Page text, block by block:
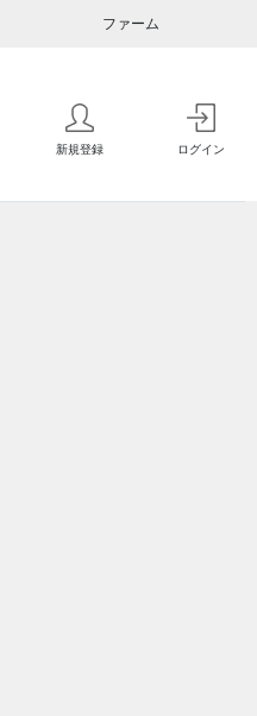
ファーム
新規登録 ログイン